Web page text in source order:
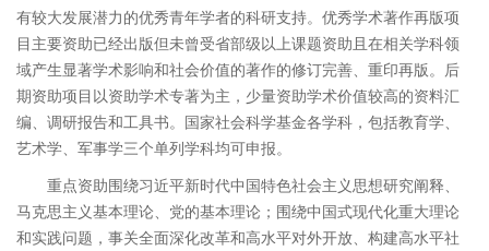
有较大发展潜力的优秀青年学者的科研支持。优秀学术著作再版项
目主要资助已经出版但未曾受省部级以上课题资助且在相关学科领
域产生显著学术影响和社会价值的著作的修订完善、重印再版。后
期资助项目以资助学术专著为主，少量资助学术价值较高的资料汇
编、调研报告和工具书。国家社会科学基金各学科，包括教育学、
艺术学、军事学三个单列学科均可申报。
重点资助围绕习近平新时代中国特色社会主义思想研究阐释、
马克思主义基本理论、党的基本理论；围绕中国式现代化重大理论
和实践问题，事关全面深化改革和高水平对外开放、构建高水平社